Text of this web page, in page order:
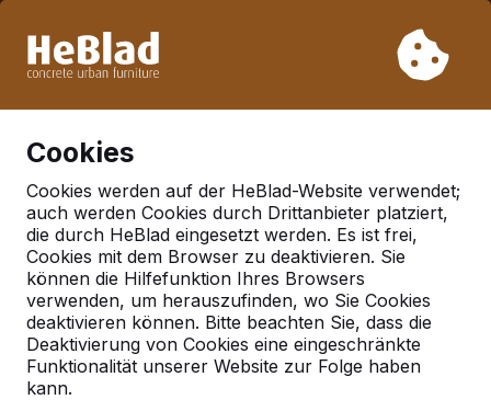
Woche 33 nicht. Bitte berücksichtigen Sie daher längere
Cookies
Cookies werden auf der HeBlad-Website verwendet;
auch werden Cookies durch Drittanbieter platziert,
die durch HeBlad eingesetzt werden. Es ist frei,
Cookies mit dem Browser zu deaktivieren. Sie
können die Hilfefunktion Ihres Browsers
verwenden, um herauszufinden, wo Sie Cookies
deaktivieren können. Bitte beachten Sie, dass die
Deaktivierung von Cookies eine eingeschränkte
Funktionalität unserer Website zur Folge haben
kann.
Deutschland
Referenties in:Salzgittter
Geen reviews gevonden voor deze
locatie.